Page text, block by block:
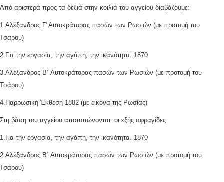
Από αριστερά προς τα δεξιά στην κοιλιά του αγγείου διαβάζουμε:
1.Αλέξανδρος Γ' Αυτοκράτορας πασών των Ρωσιών (με προτομή του
Τσάρου)
2.Για την εργασία, την αγάπη, την ικανότητα. 1870
3.Αλέξανδρος Β΄ Αυτοκράτορας πασών των Ρωσιών (με προτομή του
Τσάρου)
4.Παρρωσική Έκθεση 1882 (με εικόνα της Ρωσίας)
Στη βάση του αγγείου αποτυπώνονται οι εξής σφραγίδες
1.Για την εργασία, την αγάπη, την ικανότητα. 1870
2.Αλέξανδρος Β΄ Αυτοκράτορας πασών των Ρωσιών (με προτομή του
Τσάρου)